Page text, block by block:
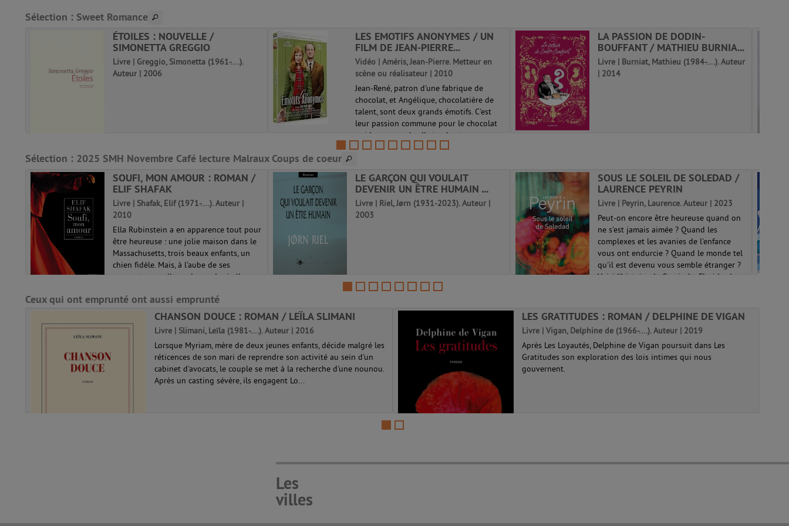
(NouvelleSélection : Sweet Romance
ÉTOILES : NOUVELLE /
SIMONETTA GREGGIO
Livre | Greggio, Simonetta (1961-....).
Auteur | 2006
LES EMOTIFS ANONYMES / UN
FILM DE JEAN-PIERRE...
Vidéo | Améris, Jean-Pierre. Metteur en
scène ou réalisateur | 2010
Jean-René, patron d'une fabrique de
chocolat, et Angélique, chocolatière de
talent, sont deux grands émotifs. C'est
leur passion commune pour le chocolat
qui les rapproche. Ils tombent amoureux
l'un de l'autre sans oser se l'avoue...
LA PASSION DE DODIN-
BOUFFANT / MATHIEU BURNIA...
Livre | Burniat, Mathieu (1984-....). Auteur
| 2014
Sélection : 2025 SMH Novembre Café lecture Malraux Coups de coeur
SOUFI, MON AMOUR : ROMAN /
ELIF SHAFAK
Livre | Shafak, Elif (1971-....). Auteur |
2010
Ella Rubinstein a en apparence tout pour
être heureuse : une jolie maison dans le
Massachusetts, trois beaux enfants, un
chien fidèle. Mais, à l'aube de ses
quarante ans, elle se demande si elle
LE GARÇON QUI VOULAIT
DEVENIR UN ÊTRE HUMAIN ...
Livre | Riel, Jørn (1931-2023). Auteur |
2003
SOUS LE SOLEIL DE SOLEDAD /
LAURENCE PEYRIN
Livre | Peyrin, Laurence. Auteur | 2023
Peut-on encore être heureuse quand on
ne s'est jamais aimée ? Quand les
complexes et les avanies de l'enfance
vous ont endurcie ? Quand le monde tel
qu'il est devenu vous semble étranger ?
Voici l'histoire de Cassie. La Floride, d...
Ceux qui ont emprunté ont aussi emprunté
CHANSON DOUCE : ROMAN / LEÏLA SLIMANI
Livre | Slimani, Leïla (1981-....). Auteur | 2016
Lorsque Myriam, mère de deux jeunes enfants, décide malgré les
réticences de son mari de reprendre son activité au sein d'un
cabinet d'avocats, le couple se met à la recherche d'une nounou.
Après un casting sévère, ils engagent Lo...
LES GRATITUDES : ROMAN / DELPHINE DE VIGAN
Livre | Vigan, Delphine de (1966-....). Auteur | 2019
Après Les Loyautés, Delphine de Vigan poursuit dans Les
Gratitudes son exploration des lois intimes qui nous
gouvernent.
Les
villes